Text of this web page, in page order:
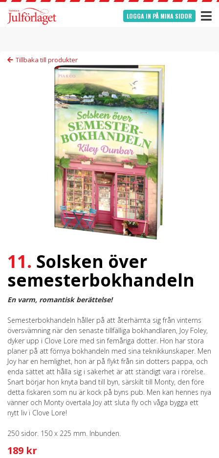
LOGGA IN PÅ MINA SIDOR
Tillbaka till produkter
11. Solsken över
semesterbokhandeln
En varm, romantisk berättelse!
Semesterbokhandeln håller på att återhämta sig från vinterns
översvämning när den senaste tillfälliga bokhandlaren, Joy Foley,
dyker upp i Clove Lore med sin femåriga dotter. Hon har stora
planer på att förnya bokhandeln med sina teknikkunskaper. Men
Joy har en hemlighet, hon är på flykt från sin dotters pappa, och
enda sättet att hålla sig i säkerhet är att ständigt vara i rörelse.
Snart börjar hon knyta band till byn, särskilt till Monty, den före
detta fiskaren som nu är kock på byns pub. Men kan hennes nya
vänner och Monty övertala Joy att sluta fly och våga bygga ett
nytt liv i Clove Lore!
250 sidor. 150 x 225 mm. Inbunden.
189 kr